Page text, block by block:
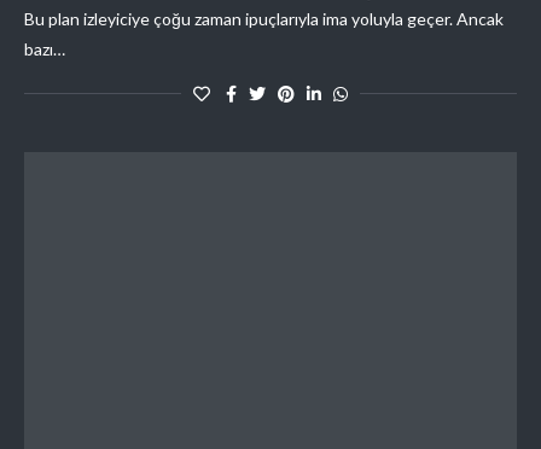
Bu plan izleyiciye çoğu zaman ipuçlarıyla ima yoluyla geçer. Ancak
bazı…